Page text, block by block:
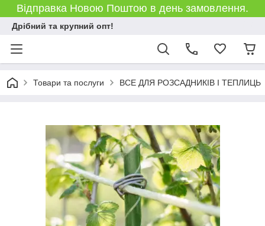
Відправка Новою Поштою в день замовлення.
Дрібний та крупний опт!
Товари та послуги ВСЕ ДЛЯ РОЗСАДНИКІВ І ТЕПЛИЦЬ